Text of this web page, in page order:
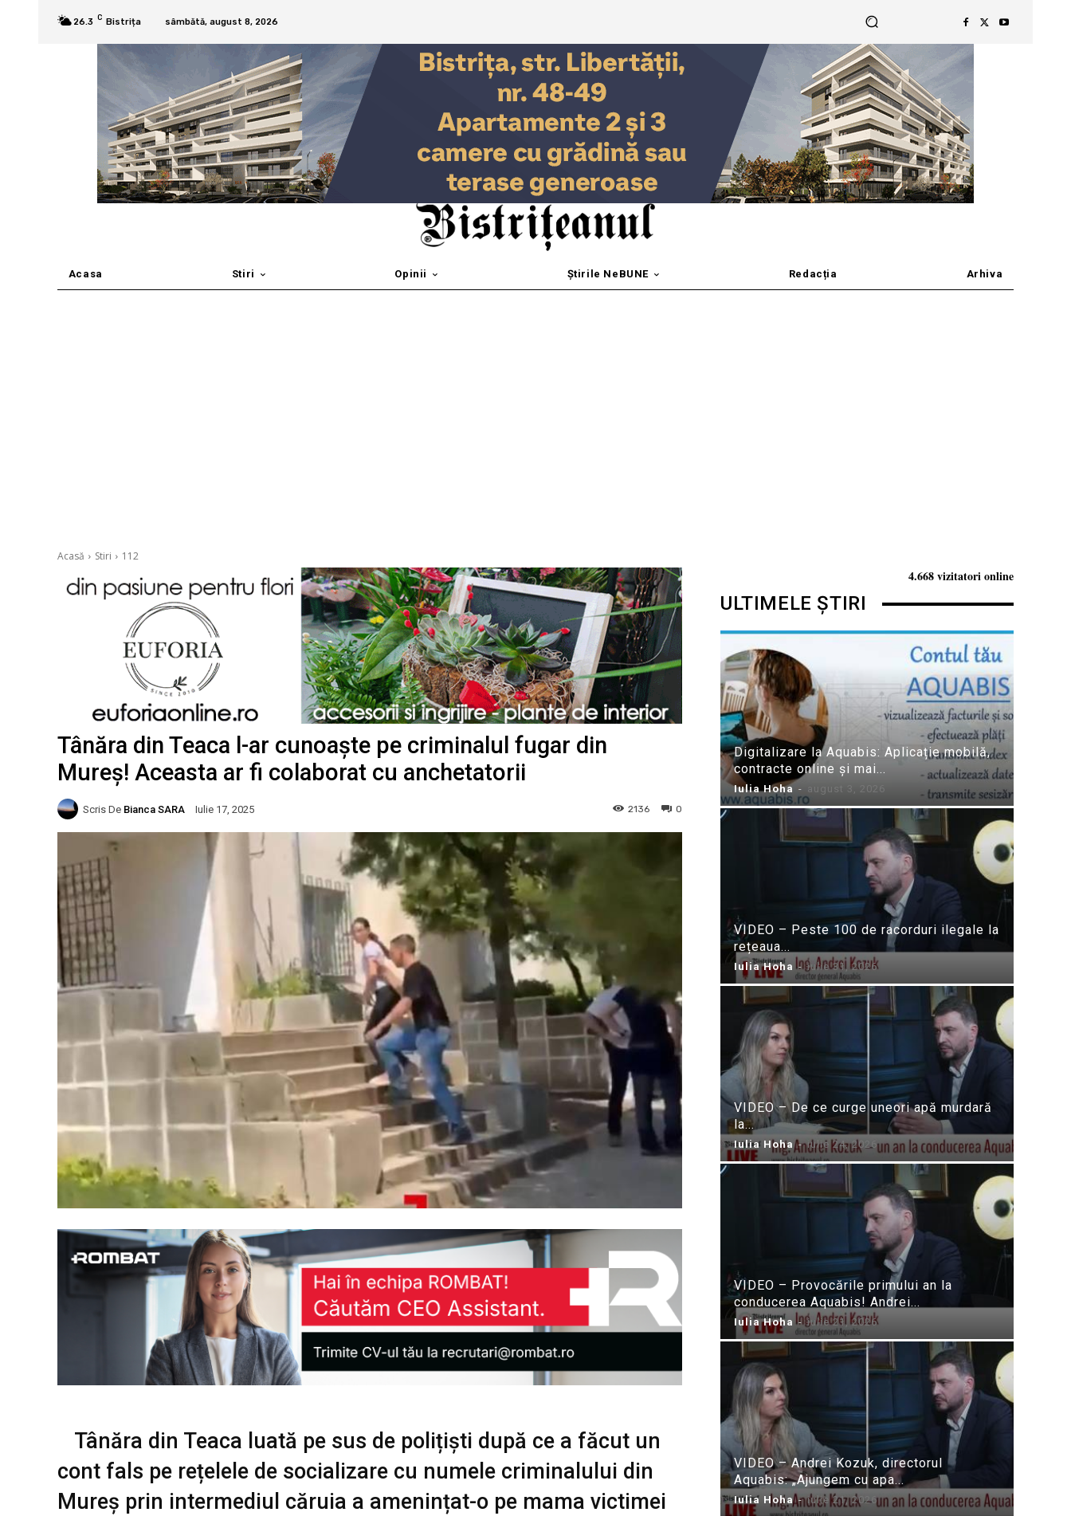
26.3 C Bistrița sâmbătă, august 8, 2026
Acasa Stiri Opinii Știrile NeBUNE Redacția Arhiva
Acasă Stiri 112
Tânăra din Teaca l-ar cunoaște pe criminalul fugar din
Mureș! Aceasta ar fi colaborat cu anchetatorii
Scris De Bianca SARA Iulie 17, 2025 0
2136
Tânăra din Teaca luată pe sus de polițiști după ce a făcut un
cont fals pe rețelele de socializare cu numele criminalului din
Mureș prin intermediul căruia a amenințat-o pe mama victimei
4.668 vizitatori online
ULTIMELE ȘTIRI
Digitalizare la Aquabis: Aplicație mobilă,
contracte online și mai...
Iulia Hoha - august 3, 2026
VIDEO – Peste 100 de racorduri ilegale la
rețeaua...
Iulia Hoha - iulie 31, 2026
VIDEO – De ce curge uneori apă murdară
la...
Iulia Hoha - iulie 24, 2026
VIDEO – Provocările primului an la
conducerea Aquabis! Andrei...
Iulia Hoha - iulie 21, 2026
VIDEO – Andrei Kozuk, directorul
Aquabis: „Ajungem cu apa...
Iulia Hoha - iulie 21, 2026